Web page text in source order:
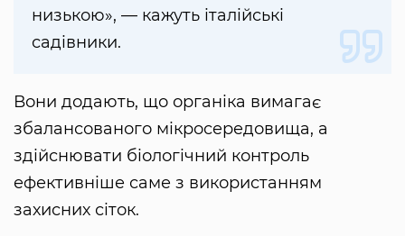
низькою», — кажуть італійські
садівники.
Вони додають, що органіка вимагає
збалансованого мікросередовища, а
здійснювати біологічний контроль
ефективніше саме з використанням
захисних сіток.